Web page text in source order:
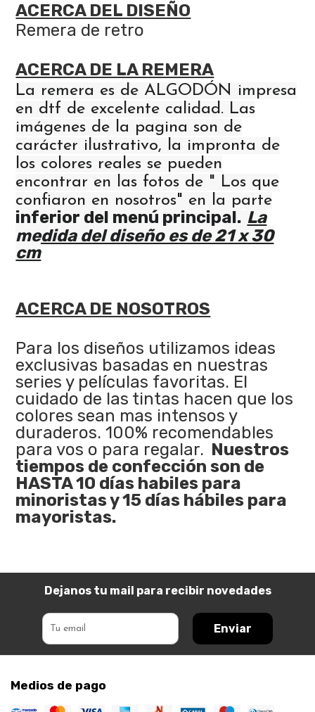
ACERCA DEL DISEÑO
Remera de retro
ACERCA DE LA REMERA
La remera es de ALGODÓN impresa
en dtf de excelente calidad. Las
imágenes de la pagina son de
carácter ilustrativo, la impronta de
los colores reales se pueden
encontrar en las fotos de " Los que
confiaron en nosotros" en la parte
inferior del menú principal. La
medida del diseño es de 21 x 30
cm
ACERCA DE NOSOTROS
Para los diseños utilizamos ideas
exclusivas basadas en nuestras
series y películas favoritas. El
cuidado de las tintas hacen que los
colores sean mas intensos y
duraderos. 100% recomendables
para vos o para regalar. Nuestros
tiempos de confección son de
HASTA 10 días habiles para
minoristas y 15 días hábiles para
mayoristas.
Dejanos tu mail para recibir novedades
Enviar
Medios de pago